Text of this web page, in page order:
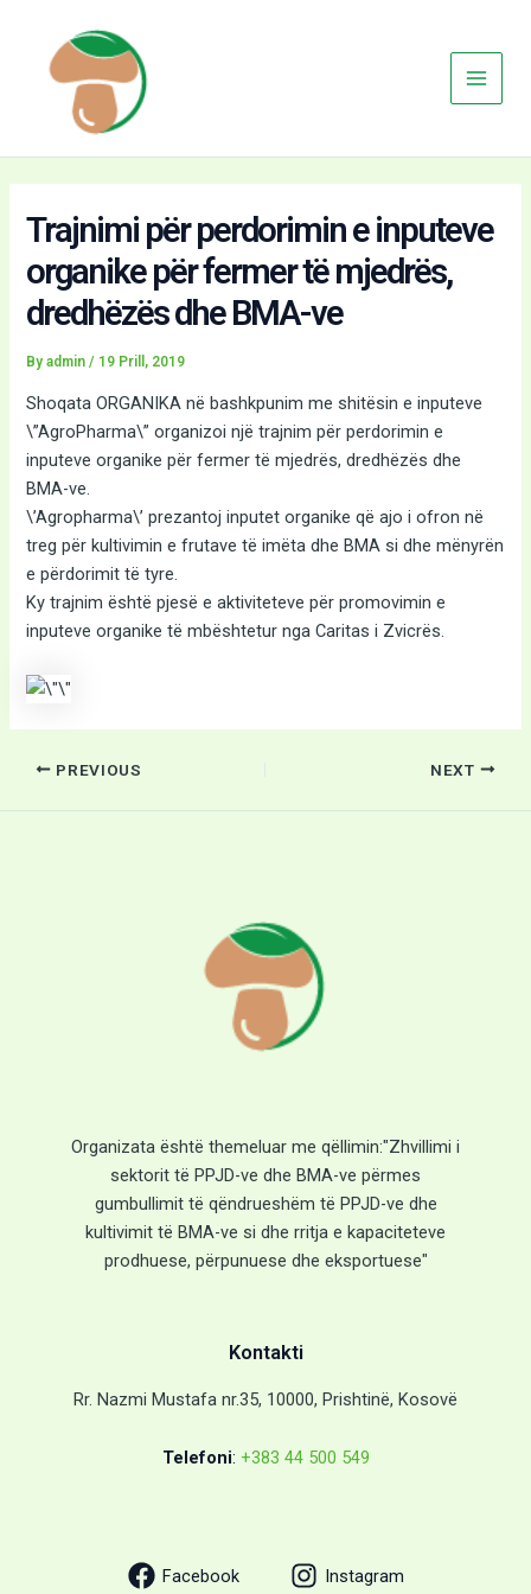
content
Menu
Trajnimi për perdorimin e inputeve
organike për fermer të mjedrës,
dredhëzës dhe BMA-ve
Byadmin/ 19 Prill, 2019
Shoqata ORGANIKA në bashkpunim me shitësin e inputeve
\”AgroPharma\” organizoi një trajnim për perdorimin e
inputeve organike për fermer të mjedrës, dredhëzës dhe
BMA-ve.
\’Agropharma\’ prezantoj inputet organike që ajo i ofron në
treg për kultivimin e frutave të imëta dhe BMA si dhe mënyrën
e përdorimit të tyre.
Ky trajnim është pjesë e aktiviteteve për promovimin e
inputeve organike të mbështetur nga Caritas i Zvicrës.
PREVIOUS NEXT
Organizata është themeluar me qëllimin:"Zhvillimi i
sektorit të PPJD-ve dhe BMA-ve përmes
gumbullimit të qëndrueshëm të PPJD-ve dhe
kultivimit të BMA-ve si dhe rritja e kapaciteteve
prodhuese, përpunuese dhe eksportuese"
Kontakti
Rr. Nazmi Mustafa nr.35, 10000, Prishtinë, Kosovë
Telefoni: +383 44 500 549
Facebook Instagram